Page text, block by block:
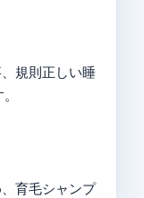
規則正しい睡
育毛シャンプ